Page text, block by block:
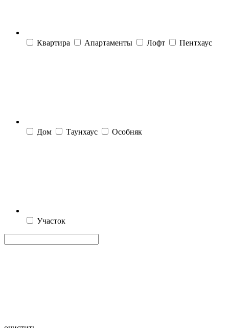
Квартира Апартаменты Лофт Пентхаус
Дом Таунхаус Особняк
Участок